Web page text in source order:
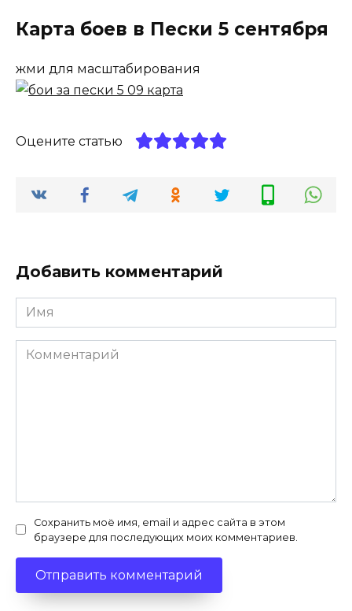
Карта боев в Пески 5 сентября
жми для масштабирования
Оцените статью
Добавить комментарий
Имя
*
Комментарий
Сохранить моё имя, email и адрес сайта в этом
браузере для последующих моих комментариев.